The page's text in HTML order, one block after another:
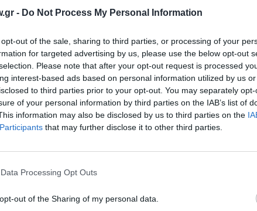
- Do Not Process My Personal Information
out of the sale, sharing to third parties, or processing of your
for targeted advertising by us, please use the below opt-out
Please note that after your opt-out request is processed
interest-based ads based on personal information utilized by us
to third parties prior to your opt-out. You may separately
of your personal information by third parties on the IAB’s list of
information may also be disclosed by us to third parties on the
that may further disclose it to other third parties.
Processing Opt Outs
out of the Sharing of my personal data.
της Puzzlemusikκαι σε digital (mp3 και streaming) σε i-